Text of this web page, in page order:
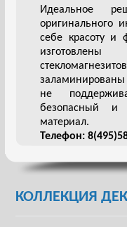
Идеальное
оригинального
себе красоту и
заламинированы
не
безопасный и
материал.
Телефон:
КОЛЛЕКЦИЯ